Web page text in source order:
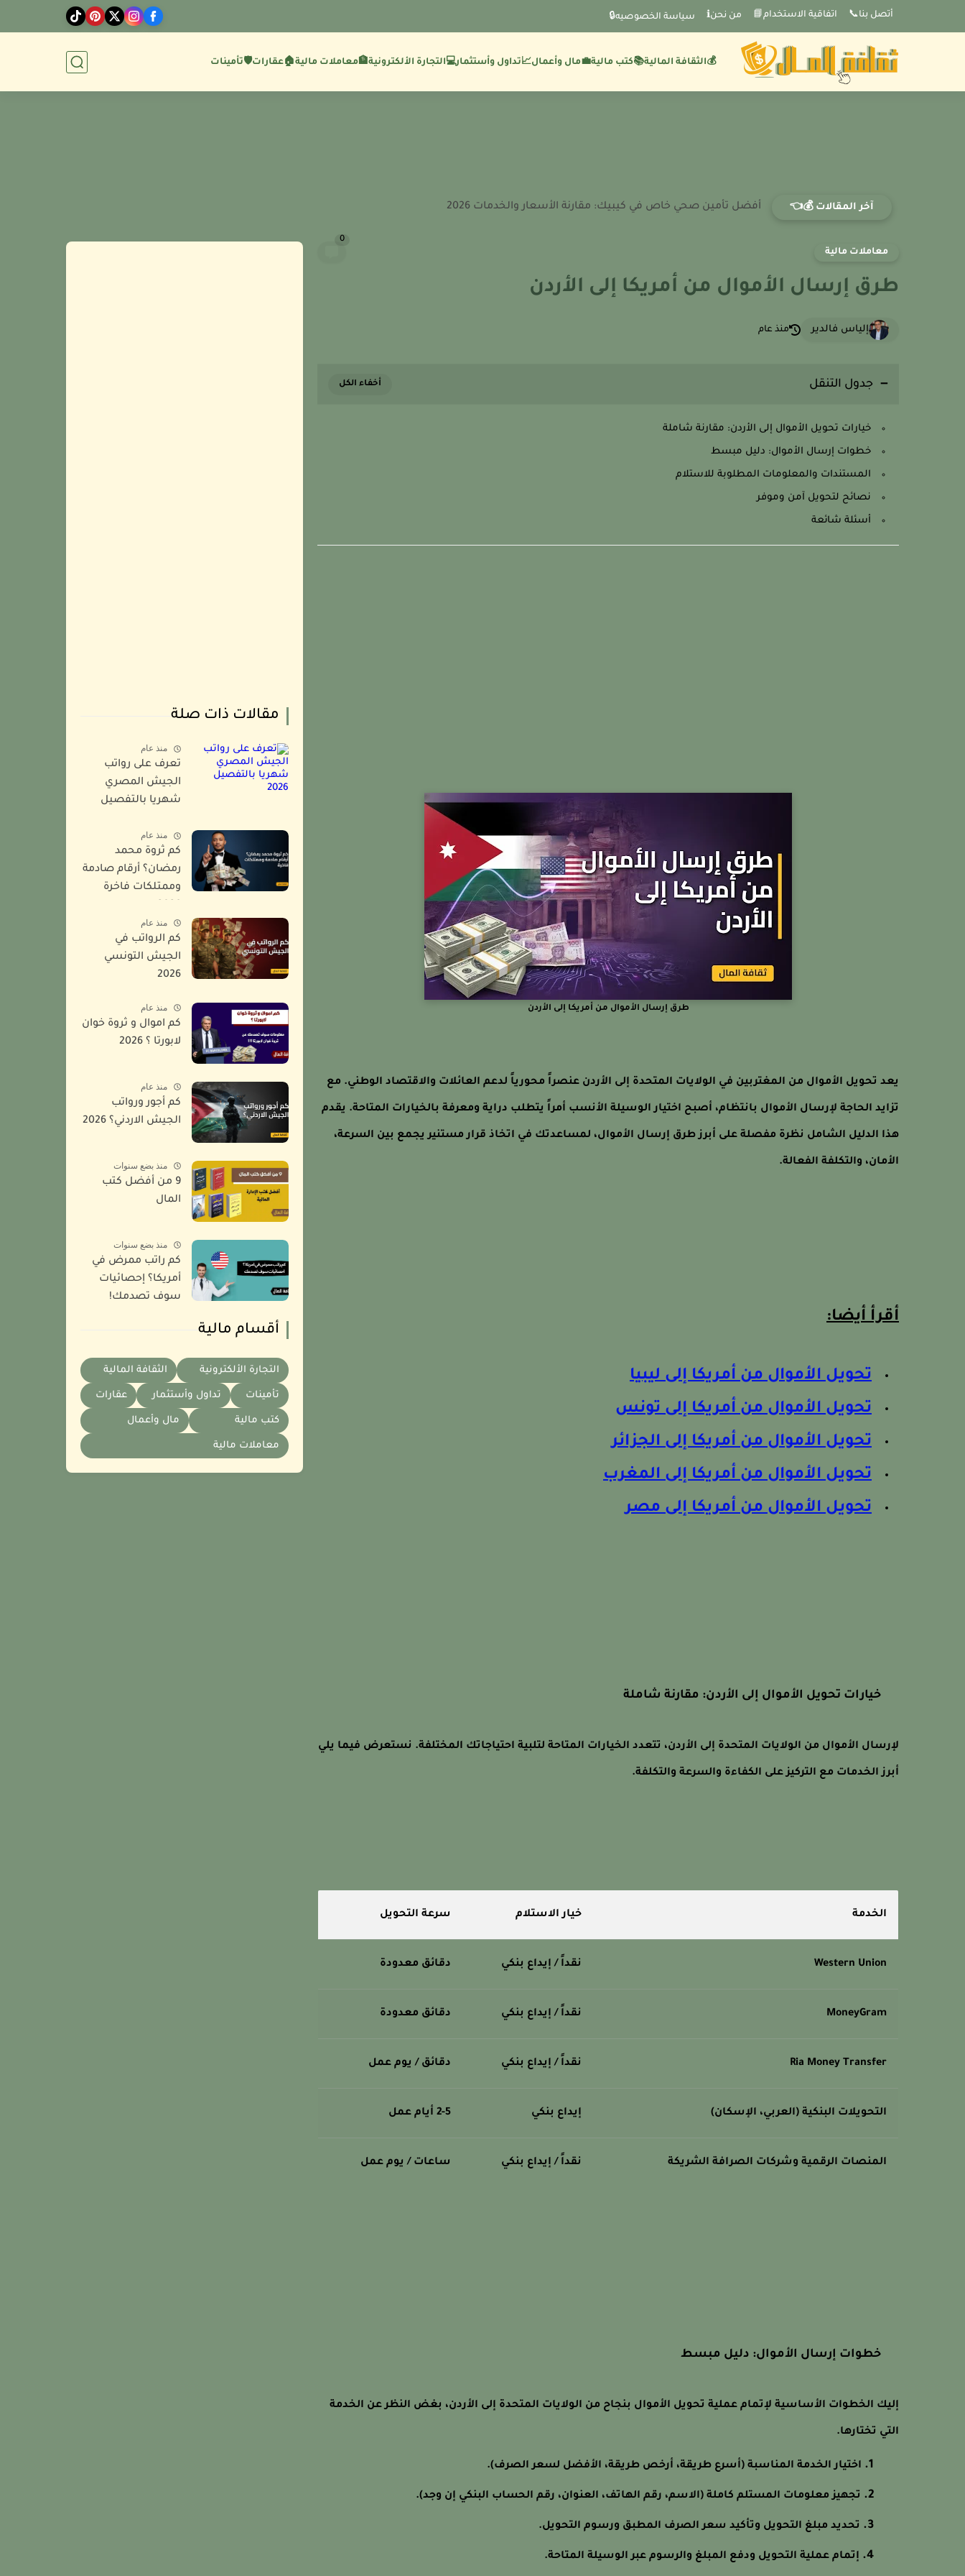
أتصل بنا📞 اتفاقية الاستخدام📘 من نحنℹ️ سياسة الخصوصيه🔒
💰الثقافة المالية📚كتب مالية💼مال وأعمال📈تداول وأستثمار💻التجارة الألكترونية🏦معاملات مالية🏠عقارات🛡️تأمينات
آخر المقالات 💰👈 أفضل تأمين صحي خاص في كيبيك: مقارنة الأسعار والخدمات 2026
معاملات مالية
0
طرق إرسال الأموال من أمريكا إلى الأردن
إلياس فالدير منذ عام
جدول التنقل
خيارات تحويل الأموال إلى الأردن: مقارنة شاملة
خطوات إرسال الأموال: دليل مبسط
المستندات والمعلومات المطلوبة للاستلام
نصائح لتحويل آمن وموفر
أسئلة شائعة
طرق إرسال الأموال من أمريكا إلى الأردن
يعد تحويل الأموال من المغتربين في الولايات المتحدة إلى الأردن عنصراً محورياً لدعم العائلات والاقتصاد الوطني. مع
تزايد الحاجة لإرسال الأموال بانتظام، أصبح اختيار الوسيلة الأنسب أمراً يتطلب دراية ومعرفة بالخيارات المتاحة. يقدم
هذا الدليل الشامل نظرة مفصلة على أبرز طرق إرسال الأموال، لمساعدتك في اتخاذ قرار مستنير يجمع بين السرعة،
الأمان، والتكلفة الفعالة.
أقرأ أيضا:
تحويل الأموال من أمريكا إلى ليبيا
تحويل الأموال من أمريكا إلى تونس
تحويل الأموال من أمريكا إلى الجزائر
تحويل الأموال من أمريكا إلى المغرب
تحويل الأموال من أمريكا إلى مصر
خيارات تحويل الأموال إلى الأردن: مقارنة شاملة
لإرسال الأموال من الولايات المتحدة إلى الأردن، تتعدد الخيارات المتاحة لتلبية احتياجاتك المختلفة. نستعرض فيما يلي
أبرز الخدمات مع التركيز على الكفاءة والسرعة والتكلفة.
الخدمة خيار الاستلام سرعة التحويل
Western Union نقداً / إيداع بنكي دقائق معدودة
MoneyGram نقداً / إيداع بنكي دقائق معدودة
Ria Money Transfer نقداً / إيداع بنكي دقائق / يوم عمل
التحويلات البنكية (العربي، الإسكان) إيداع بنكي 2-5 أيام عمل
المنصات الرقمية وشركات الصرافة الشريكة نقداً / إيداع بنكي ساعات / يوم عمل
خطوات إرسال الأموال: دليل مبسط
إليك الخطوات الأساسية لإتمام عملية تحويل الأموال بنجاح من الولايات المتحدة إلى الأردن، بغض النظر عن الخدمة
التي تختارها.
اختيار الخدمة المناسبة (أسرع طريقة، أرخص طريقة، الأفضل لسعر الصرف).
تجهيز معلومات المستلم كاملة (الاسم، رقم الهاتف، العنوان، رقم الحساب البنكي إن وجد).
تحديد مبلغ التحويل وتأكيد سعر الصرف المطبق ورسوم التحويل.
إتمام عملية التحويل ودفع المبلغ والرسوم عبر الوسيلة المتاحة.
مقالات ذات صلة
منذ عام
تعرف على رواتب
الجيش المصري
شهريا بالتفصيل
منذ عام
كم ثروة محمد
رمضان؟ أرقام صادمة
وممتلكات فاخرة
منذ عام
كم الرواتب في
الجيش التونسي
2026
منذ عام
كم اموال و ثروة خوان
لابورتا ؟ 2026
منذ عام
كم أجور ورواتب
الجيش الاردني؟ 2026
منذ بضع سنوات
9 من أفضل كتب
المال
منذ بضع سنوات
كم راتب ممرض في
أمريكا؟ إحصائيات
سوف تصدمك!
أقسام مالية
التجارة الألكترونية الثقافة المالية
تأمينات تداول وأستثمار عقارات
كتب مالية مال وأعمال
معاملات مالية